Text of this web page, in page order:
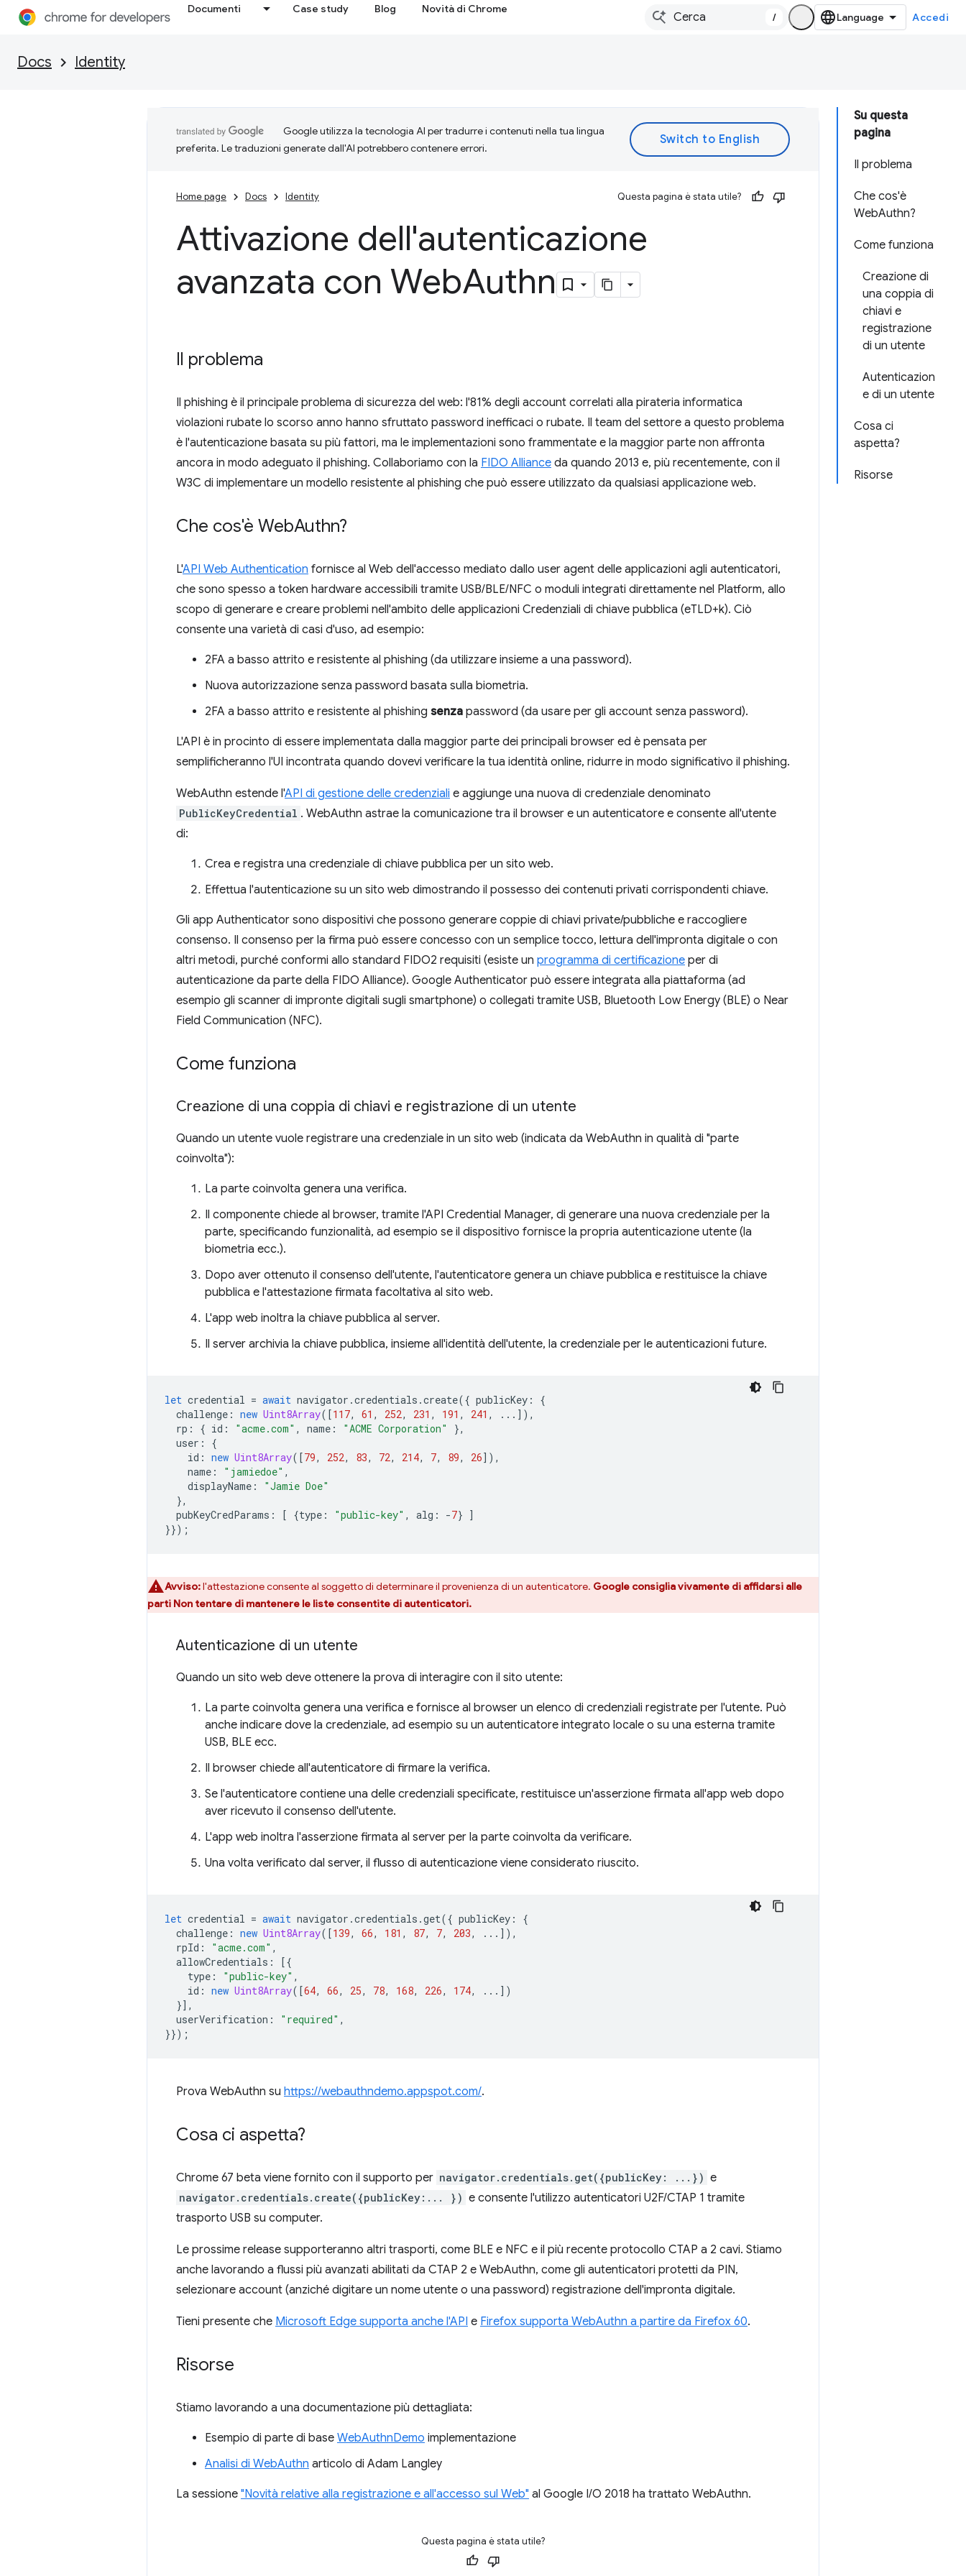
Documenti Case study Blog Novità di Chrome
/ Accedi
Docs Identity
Su questa
pagina
Il problema
Che cos'è
WebAuthn?
Come funziona
Creazione di
una coppia di
chiavi e
registrazione
di un utente
Autenticazion
e di un utente
Cosa ci
aspetta?
Risorse
Google utilizza la tecnologia AI per tradurre i contenuti nella tua lingua
preferita. Le traduzioni generate dall'AI potrebbero contenere errori.
Home page Docs Identity Questa pagina è stata utile?
Attivazione dell'autenticazione
avanzata con WebAuthn
Il problema
Il phishing è il principale problema di sicurezza del web: l'81% degli account correlati alla pirateria informatica
violazioni rubate lo scorso anno hanno sfruttato password inefficaci o rubate. Il team del settore a questo problema
è l'autenticazione basata su più fattori, ma le implementazioni sono frammentate e la maggior parte non affronta
ancora in modo adeguato il phishing. Collaboriamo con la FIDO Alliance da quando 2013 e, più recentemente, con il
W3C di implementare un modello resistente al phishing che può essere utilizzato da qualsiasi applicazione web.
Che cos'è WebAuthn?
L'API Web Authentication fornisce al Web dell'accesso mediato dallo user agent delle applicazioni agli autenticatori,
che sono spesso a token hardware accessibili tramite USB/BLE/NFC o moduli integrati direttamente nel Platform, allo
scopo di generare e creare problemi nell'ambito delle applicazioni Credenziali di chiave pubblica (eTLD+k). Ciò
consente una varietà di casi d'uso, ad esempio:
2FA a basso attrito e resistente al phishing (da utilizzare insieme a una password).
Nuova autorizzazione senza password basata sulla biometria.
2FA a basso attrito e resistente al phishing senza password (da usare per gli account senza password).
L'API è in procinto di essere implementata dalla maggior parte dei principali browser ed è pensata per
semplificheranno l'UI incontrata quando dovevi verificare la tua identità online, ridurre in modo significativo il phishing.
WebAuthn estende l'API di gestione delle credenziali e aggiunge una nuova di credenziale denominato
PublicKeyCredential . WebAuthn astrae la comunicazione tra il browser e un autenticatore e consente all'utente
di:
Crea e registra una credenziale di chiave pubblica per un sito web.
Effettua l'autenticazione su un sito web dimostrando il possesso dei contenuti privati corrispondenti chiave.
Gli app Authenticator sono dispositivi che possono generare coppie di chiavi private/pubbliche e raccogliere
consenso. Il consenso per la firma può essere concesso con un semplice tocco, lettura dell'impronta digitale o con
altri metodi, purché conformi allo standard FIDO2 requisiti (esiste un programma di certificazione per di
autenticazione da parte della FIDO Alliance). Google Authenticator può essere integrata alla piattaforma (ad
esempio gli scanner di impronte digitali sugli smartphone) o collegati tramite USB, Bluetooth Low Energy (BLE) o Near
Field Communication (NFC).
Come funziona
Creazione di una coppia di chiavi e registrazione di un utente
Quando un utente vuole registrare una credenziale in un sito web (indicata da WebAuthn in qualità di "parte
coinvolta"):
La parte coinvolta genera una verifica.
Il componente chiede al browser, tramite l'API Credential Manager, di generare una nuova credenziale per la
parte, specificando funzionalità, ad esempio se il dispositivo fornisce la propria autenticazione utente (la
biometria ecc.).
Dopo aver ottenuto il consenso dell'utente, l'autenticatore genera un chiave pubblica e restituisce la chiave
pubblica e l'attestazione firmata facoltativa al sito web.
L'app web inoltra la chiave pubblica al server.
Il server archivia la chiave pubblica, insieme all'identità dell'utente, la credenziale per le autenticazioni future.
let credential = await navigator .credentials .create({ publicKey :
{
challenge : new Uint8Array([117, 61 , 252, 231 , 191 , 241 ,
...]),
rp : { id : "acme.com" , name : "ACME Corporation"
},
user :
{
id : new Uint8Array([79, 252, 83, 72, 214, 7, 89, 26]),
name : "jamiedoe" ,
displayName :
"Jamie Doe"
},
pubKeyCredParams : [ {type : "public-key" , alg : -7} ]
}});
Avviso:l'attestazione consente al soggetto di determinare il provenienza di un autenticatore. Google consiglia vivamente di affidarsi alle
parti Non tentare di mantenere le liste consentite di autenticatori.
Autenticazione di un utente
Quando un sito web deve ottenere la prova di interagire con il sito utente:
La parte coinvolta genera una verifica e fornisce al browser un elenco di credenziali registrate per l'utente. Può
anche indicare dove la credenziale, ad esempio su un autenticatore integrato locale o su una esterna tramite
USB, BLE ecc.
Il browser chiede all'autenticatore di firmare la verifica.
Se l'autenticatore contiene una delle credenziali specificate, restituisce un'asserzione firmata all'app web dopo
aver ricevuto il consenso dell'utente.
L'app web inoltra l'asserzione firmata al server per la parte coinvolta da verificare.
Una volta verificato dal server, il flusso di autenticazione viene considerato riuscito.
let credential = await navigator .credentials .get({ publicKey :
{
challenge : new Uint8Array([139, 66, 181 , 87, 7, 203,
...]),
rpId : "acme.com" ,
allowCredentials :
[{
type : "public-key" ,
id : new Uint8Array([64, 66, 25, 78, 168, 226, 174,
...])
}],
userVerification : "required" ,
}});
Prova WebAuthn su https://webauthndemo.appspot.com/.
Cosa ci aspetta?
Chrome 67 beta viene fornito con il supporto per navigator.credentials.get({publicKey: ...}) e
navigator.credentials.create({publicKey:... }) e consente l'utilizzo autenticatori U2F/CTAP 1 tramite
trasporto USB su computer.
Le prossime release supporteranno altri trasporti, come BLE e NFC e il più recente protocollo CTAP a 2 cavi. Stiamo
anche lavorando a flussi più avanzati abilitati da CTAP 2 e WebAuthn, come gli autenticatori protetti da PIN,
selezionare account (anziché digitare un nome utente o una password) registrazione dell'impronta digitale.
Tieni presente che Microsoft Edge supporta anche l'API e Firefox supporta WebAuthn a partire da Firefox 60.
Risorse
Stiamo lavorando a una documentazione più dettagliata:
Esempio di parte di base WebAuthnDemo implementazione
Analisi di WebAuthn articolo di Adam Langley
La sessione "Novità relative alla registrazione e all'accesso sul Web" al Google I/O 2018 ha trattato WebAuthn.
Questa pagina è stata utile?